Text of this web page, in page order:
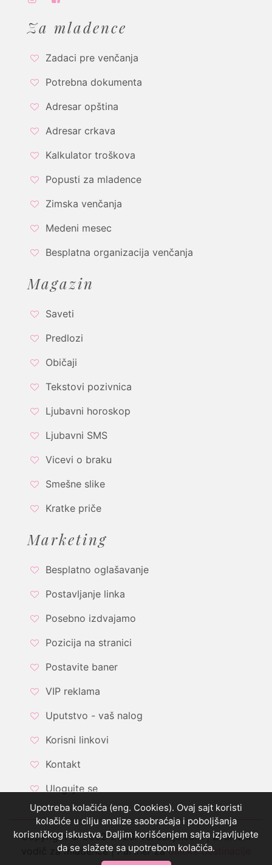
Za mladence
Zadaci pre venčanja
Potrebna dokumenta
Adresar opština
Adresar crkava
Kalkulator troškova
Popusti za mladence
Zimska venčanja
Medeni mesec
Besplatna organizacija venčanja
Magazin
Saveti
Predlozi
Običaji
Tekstovi pozivnica
Ljubavni horoskop
Ljubavni SMS
Vicevi o braku
Smešne slike
Kratke priče
Marketing
Besplatno oglašavanje
Postavljanje linka
Posebno izdvajamo
Pozicija na stranici
Postavite baner
VIP reklama
Uputstvo - vaš nalog
Korisni linkovi
Kontakt
Ulogujte se
Copyright © 2002-2026. Vencanja.com | Zvanični
vodič za mladence | Partner zadaleke destinacije
Upotreba kolačića (eng. Cookies). Ovaj sajt koristi
kolačiće u cilju analize saobraćaja i poboljšanja
korisničkog iskustva. Daljim korišćenjem sajta izjavljujete
da se slažete sa upotrebom kolačića.